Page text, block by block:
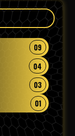
09
04
03
01